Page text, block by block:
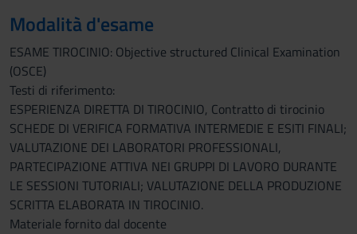
Modalità d'esame
ESAME TIROCINIO: Objective structured Clinical Examination
(OSCE)
Testi di riferimento:
ESPERIENZA DIRETTA DI TIROCINIO, Contratto di tirocinio
SCHEDE DI VERIFICA FORMATIVA INTERMEDIE E ESITI FINALI;
VALUTAZIONE DEI LABORATORI PROFESSIONALI,
PARTECIPAZIONE ATTIVA NEI GRUPPI DI LAVORO DURANTE
LE SESSIONI TUTORIALI; VALUTAZIONE DELLA PRODUZIONE
SCRITTA ELABORATA IN TIROCINIO.
Materiale fornito dal docente